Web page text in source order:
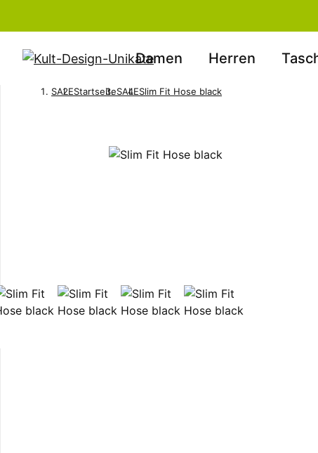
Damen Herren
SALEStartseiteSALESlim Fit Hose black